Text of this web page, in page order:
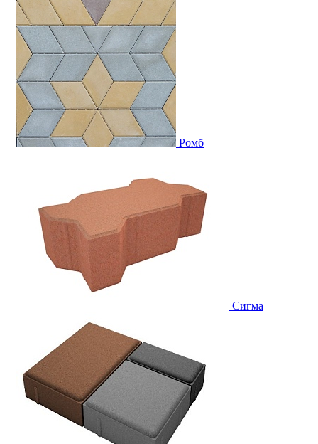
Ромб
Сигма